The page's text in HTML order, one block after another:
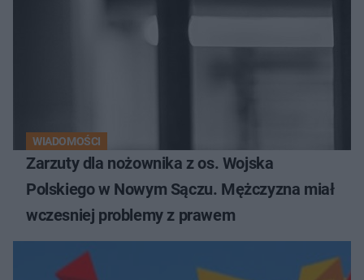
WIADOMOŚCI
Zarzuty dla nożownika z os. Wojska
Polskiego w Nowym Sączu. Mężczyzna miał
wczesniej problemy z prawem